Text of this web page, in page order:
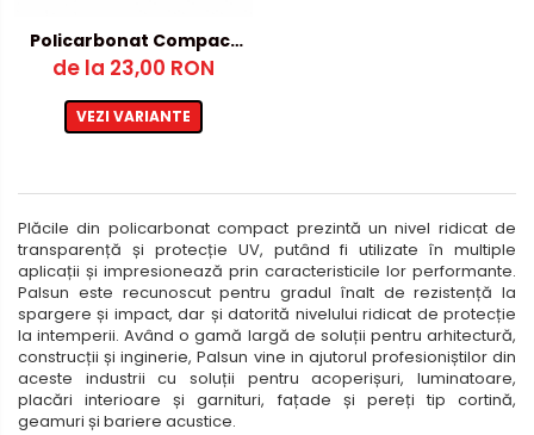
PET-G
Policarbonat Compact
Produs Configurabil
Policarbonat Compact
Transparent
de la 23,00 RON
VEZI VARIANTE
Plăcile din policarbonat compact prezintă un nivel ridicat de
transparență și protecție UV, putând fi utilizate în multiple
aplicații și impresionează prin caracteristicile lor performante.
Palsun este recunoscut pentru gradul înalt de rezistență la
spargere și impact, dar și datorită nivelului ridicat de protecție
la intemperii. Având o gamă largă de soluții pentru arhitectură,
construcții și inginerie, Palsun vine in ajutorul profesioniștilor din
aceste industrii cu soluții pentru acoperișuri, luminatoare,
placări interioare și garnituri, fațade și pereți tip cortină,
geamuri și bariere acustice.